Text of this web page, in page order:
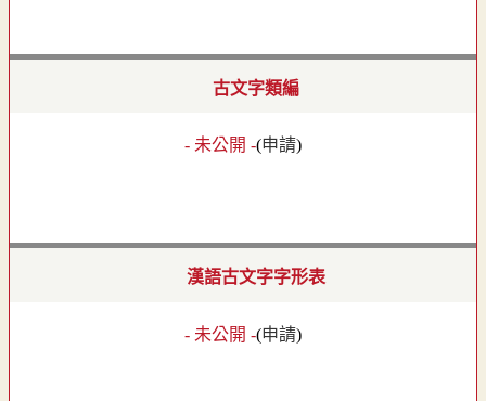
古文字類編
- 未公開 -(申請)
漢語古文字字形表
- 未公開 -(申請)